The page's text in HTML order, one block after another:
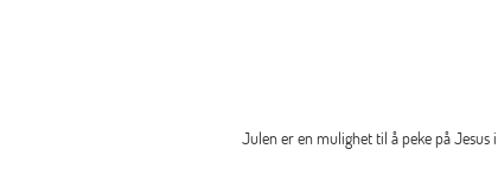
Julen er en mulighet til å peke på Jesus